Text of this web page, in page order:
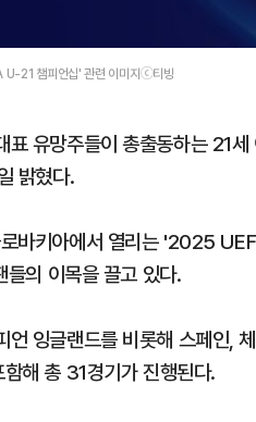
21 챔피언십' 관련 이미지ⓒ티빙
표 유망주들이 총출동하는 21
밝혔다.
바키아에서 열리는 '2025
들의 이목을 끌고 있다.
언 잉글랜드를 비롯해 스페인,
해 총 31경기가 진행된다.